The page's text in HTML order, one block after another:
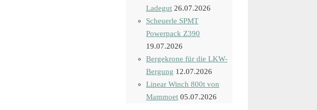
Ladegut 26.07.2026
Scheuerle SPMT
Powerpack Z390
19.07.2026
Bergekrone für die LKW-
Bergung 12.07.2026
Linear Winch 800t von
Mammoet 05.07.2026